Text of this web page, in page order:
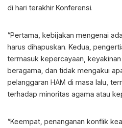
di hari terakhir Konferensi.
“Pertama, kebijakan mengenai
harus dihapuskan. Kedua,
termasuk kepercayaan,
beragama, dan tidak mengakui
pelanggaran HAM di masa lalu,
terhadap minoritas agama atau
“Keempat, penanganan konflik